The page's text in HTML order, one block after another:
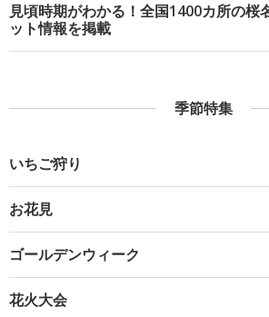
見頃時期がわかる！全国1400カ所の桜
ット情報を掲載
季節特集
いちご狩り
お花見
ゴールデンウィーク
花火大会